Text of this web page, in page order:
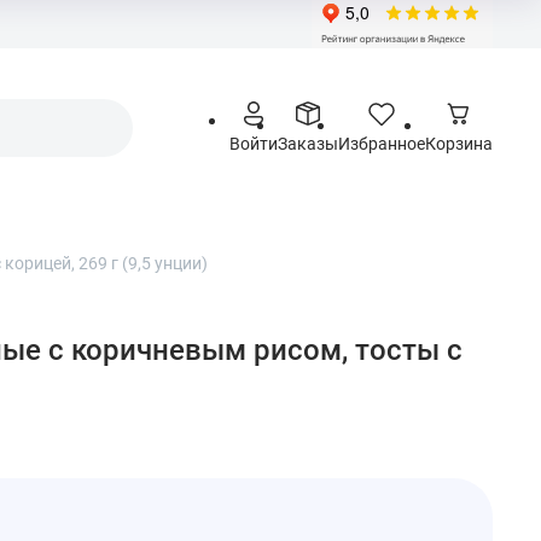
ВойтиЗаказыИзбранноеКорзина
269 г (9,5 унции)
с коричневым рисом, тосты с